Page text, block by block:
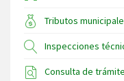
Tributos
Inspecciones
Consulta de